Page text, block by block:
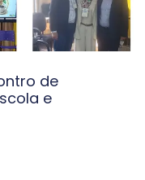
de
e